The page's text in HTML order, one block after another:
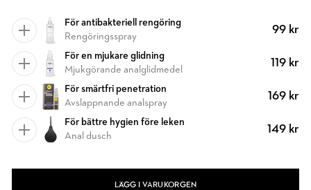
För antibakteriell rengöring
Rengöringsspray
99 kr
För en mjukare glidning
Mjukgörande analglidmedel
119 kr
För smärtfri penetration
Avslappnande analspray
169 kr
För bättre hygien före leken
Anal dusch
149 kr
LÄGG I VARUKORGEN